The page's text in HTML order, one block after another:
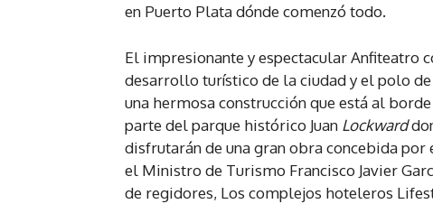
en Puerto Plata dónde comenzó todo.
El impresionante y espectacular Anfiteatro
desarrollo turístico de la ciudad y el polo
una hermosa construcción que está al
parte del parque histórico Juan Lockward
disfrutarán de una gran obra concebida
el Ministro de Turismo Francisco Javier
de regidores, Los complejos hoteleros